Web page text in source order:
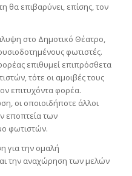
θα επιβαρύνει, επίσης, τον
στο Δημοτικό Θέατρο,
φωτιστές.
επιθυμεί επιπρόσθετα
τότε οι αμοιβές τους
επιτυχόντα φορέα.
οι οποιοιδήποτε άλλοι
εποπτεία των
φωτιστών.
για την ομαλή
την αναχώρηση των μελών